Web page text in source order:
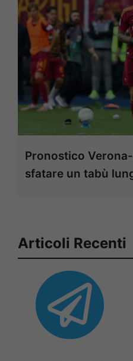
Pronostico
sfatare un tabù
Articoli Recenti